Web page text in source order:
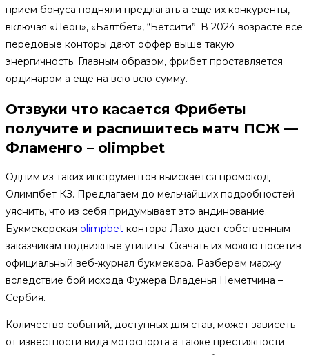
прием бонуса подняли предлагать а еще их конкуренты,
включая «Леон», «Балтбет», “Бетсити”. В 2024 возрасте все
передовые конторы дают оффер выше такую
энергичность. Главным образом, фрибет проставляется
ординаром а еще на всю всю сумму.
Отзвуки что касается Фрибеты
получите и распишитесь матч ПСЖ —
Фламенго – olimpbet
Одним из таких инструментов выискается промокод
Олимпбет КЗ. Предлагаем до мельчайших подробностей
уяснить, что из себя придумывает это андинование.
Букмекерская olimpbet контора Лахо дает собственным
заказчикам подвижные утилиты. Скачать их можно посетив
официальный веб-журнал букмекера. Разберем маржу
вследствие бой исхода Фужера Владенья Неметчина –
Сербия.
Количество событий, доступных для став, может зависеть
от известности вида мотоспорта а также престижности